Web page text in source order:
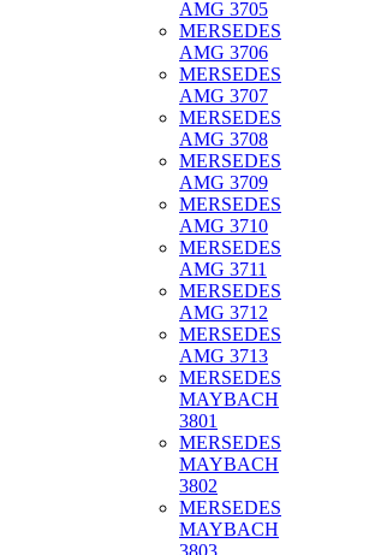
AMG 3705
MERSEDES
AMG 3706
MERSEDES
AMG 3707
MERSEDES
AMG 3708
MERSEDES
AMG 3709
MERSEDES
AMG 3710
MERSEDES
AMG 3711
MERSEDES
AMG 3712
MERSEDES
AMG 3713
MERSEDES
MAYBACH
3801
MERSEDES
MAYBACH
3802
MERSEDES
MAYBACH
3803